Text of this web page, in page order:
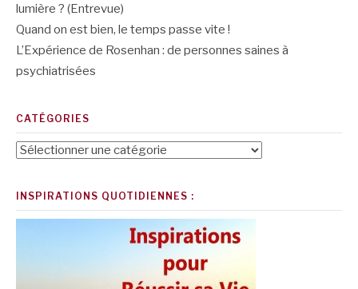
lumière ? (Entrevue)
Quand on est bien, le temps passe vite !
L’Expérience de Rosenhan : de personnes saines à
psychiatrisées
CATÉGORIES
Catégories
INSPIRATIONS QUOTIDIENNES :